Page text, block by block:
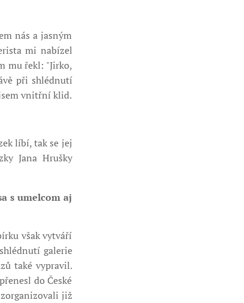
nás a jasným
mi nabízel
mu řekl: "Jirko,
při shlédnutí
vnitřní klid.
líbí, tak se jej
Jana Hrušky
s umelcom aj
však vytváří
galerie
také vypravil.
do České
již